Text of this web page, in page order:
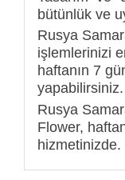
bütünlük ve
Rusya
işlemlerinizi
haftanın 7
yapabilirsiniz.
Rusya
Flower,
hizmetinizde.